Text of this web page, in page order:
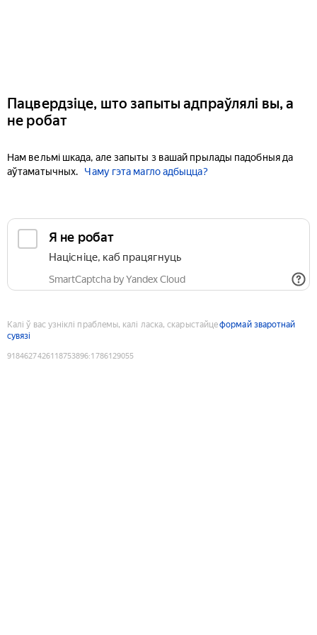
Пацвердзіце, што запыты адпраўлялі вы, а
не робат
Нам вельмі шкада, але запыты з вашай прылады падобныя да
аўтаматычных.
Чаму гэта магло адбыцца?
Я не робат
Націсніце, каб працягнуць
SmartCaptcha by Yandex Cloud
Калі ў вас узніклі праблемы, калі ласка, скарыстайцеформай зваротнай
сувязі
9184627426118753896:1786129055